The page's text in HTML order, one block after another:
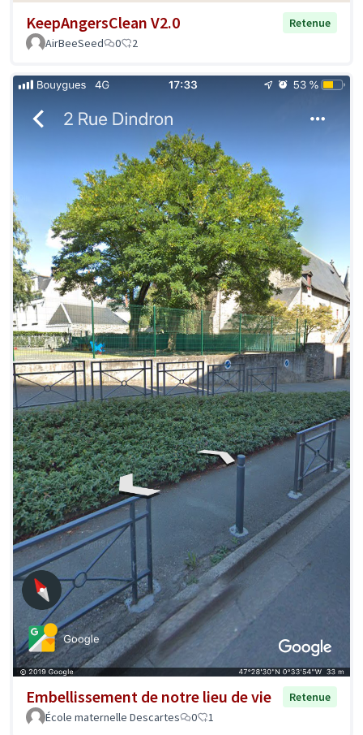
KeepAngersClean V2.0
Retenue
AirBeeSeed
0 2
Embellissement de notre lieu de vie
Retenue
École maternelle Descartes
0 1